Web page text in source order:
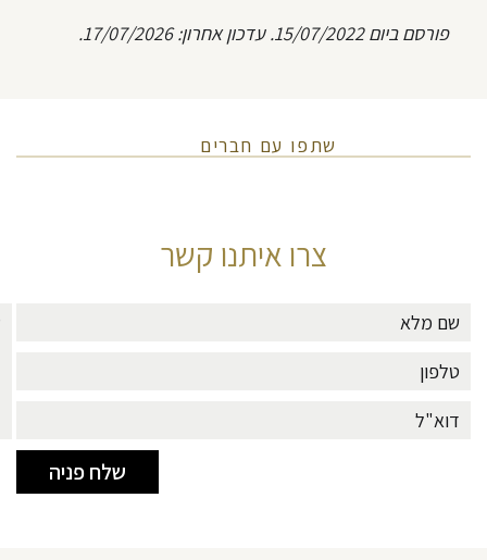
פורסם ביום 15/07/2022. עדכון אחרון: 17/07/2026.
שתפו עם חברים
צרו איתנו קשר